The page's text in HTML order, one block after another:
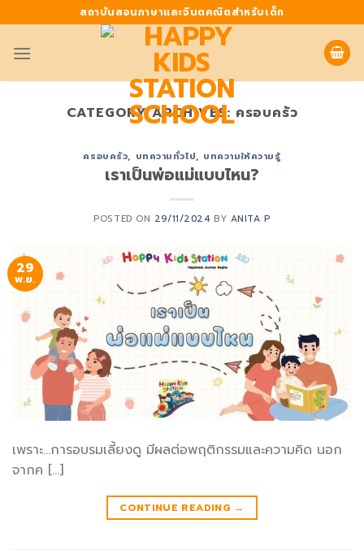
to
content
สถาบันสอนภาษาและจินตคณิตสำหรับเด็ก
CATEGORY ARCHIVES: ครอบครัว
ครอบครัว, บทความทั่วไป, บทความให้ความรู้
เราเป็นพ่อแม่แบบไหน?
POSTED ON 29/11/2024 BY ANITA P
29
พ.ย.
เพราะ…การอบรมเลี้ยงดู มีผลต่อพฤติกรรมและความคิด นอก
จากค […]
CONTINUE READING →